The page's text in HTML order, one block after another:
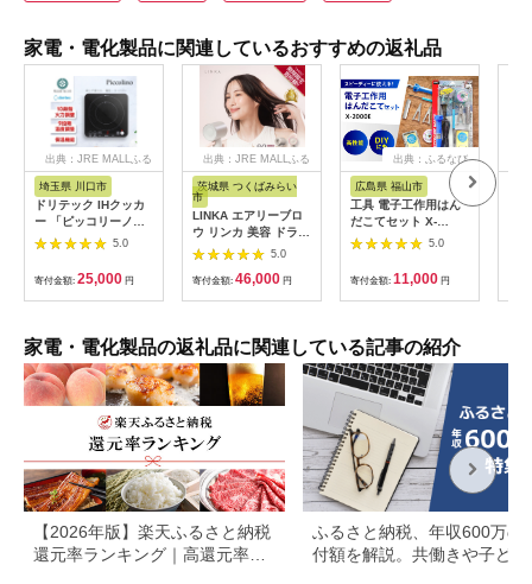
家電・電化製品に関連しているおすすめの返礼品
出典：JRE MALLふる
さと納税
埼玉県 川口市
ドリテック IHクッカ
ー 「ピッコリーノ」
ブラック DI-
5.0
寄付金額: 25,000 円
出典：JRE MALLふる
さと納税
茨城県 つくばみらい
市
LINKA エアリーブロ
ウ リンカ 美容 ドライ
ヤー ヘアケア 髪 エス
贈呈品 プレゼント 母
の日 母の日準備 母の
5.0
寄付金額: 46,000 円
出典：ふるなび
広島県 福山市
工具 電子工作用はん
だこてセット X-
2000E[BAEG004]工
5.0
寄付金額: 11,000 円
家電・電化製品の返礼品に関連している記事の紹介
【2026年版】楽天ふるさと納税
還元率ランキング｜高還元率返
ふるさと納税、年収600万の
付額を解説。共働きや子ども